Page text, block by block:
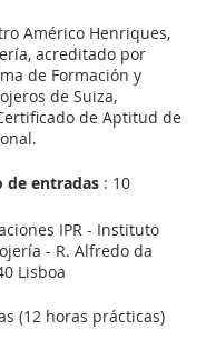
Américo Henriques,
acreditado por
de Formación y
de Suiza,
de Aptitud de
de entradas : 10
IPR - Instituto
- R. Alfredo da
Lisboa
(12 horas prácticas)